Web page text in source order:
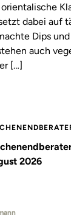
dabei auf
Dips
auch
[…]
2026